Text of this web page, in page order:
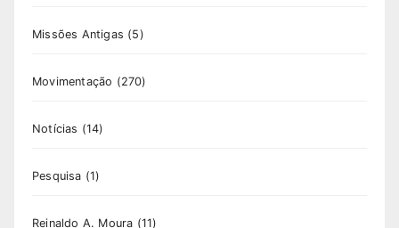
Missões Antigas (5)
Movimentação (270)
Notícias (14)
Pesquisa (1)
Reinaldo A. Moura (11)